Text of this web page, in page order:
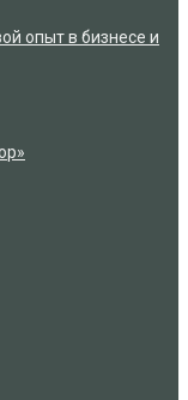
опыт в бизнесе и